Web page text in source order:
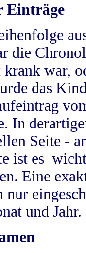
Einträge
die
krank war,
das
In
Seite -
ist es
Eine
nur
und Jahr.